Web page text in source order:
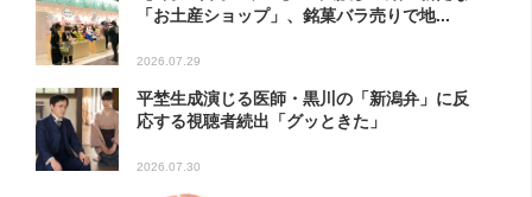
「お土産ショップ」、銘菓バラ売りで地...
2026.07.29
平埜生成演じる医師・黒川の「新潟弁」に反
応する視聴者続出「グッときた」
2026.07.30